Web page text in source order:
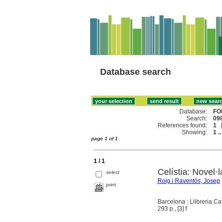
Database search
Database:
Search:
References found:
1
Showing:
1
page 1 of 1
1 / 1
select
print
Celístia:
Roig i Raventós, Josep
Barcelona : Llibreria
293 p., [3] f